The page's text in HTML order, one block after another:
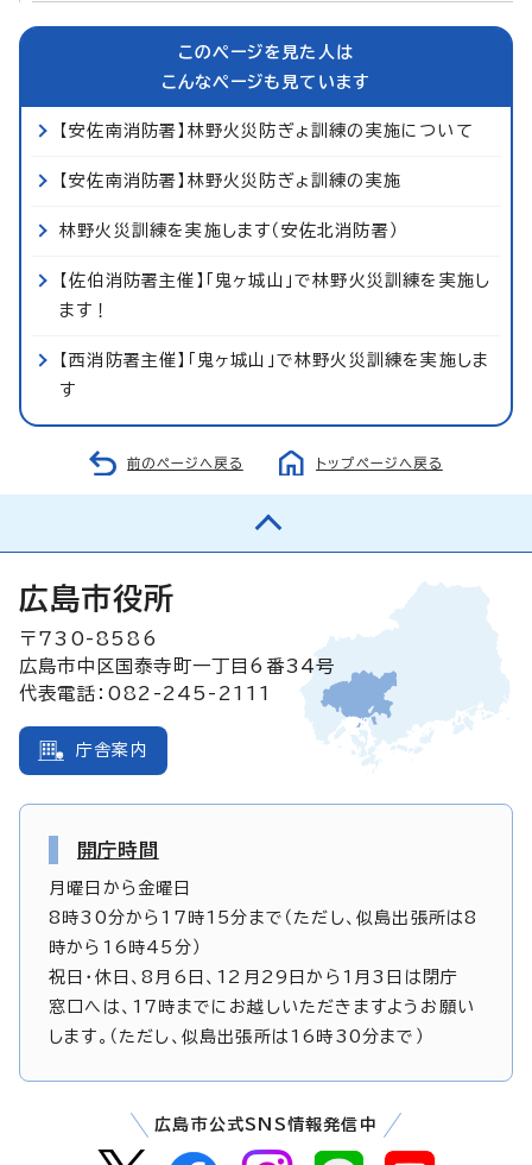
このページを見た人は
こんなページも見ています
【安佐南消防署】林野火災防ぎょ訓練の実施について
【安佐南消防署】林野火災防ぎょ訓練の実施
林野火災訓練を実施します（安佐北消防署）
【佐伯消防署主催】「鬼ヶ城山」で林野火災訓練を実施し
ます！
【西消防署主催】「鬼ヶ城山」で林野火災訓練を実施しま
す
前のページへ戻る トップページへ戻る
広島市役所
〒730-8586
広島市中区国泰寺町一丁目6番34号
代表電話：082-245-2111
庁舎案内
開庁時間
月曜日から金曜日
8時30分から17時15分まで（ただし、似島出張所は8
時から16時45分）
祝日・休日、8月6日、12月29日から1月3日は閉庁
窓口へは、17時までにお越しいただきますようお願い
します。（ただし、似島出張所は16時30分まで）
広島市公式SNS情報発信中